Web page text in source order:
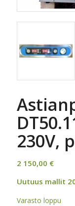
230V,
2 150,00 €
Uutuus mallit
Varasto loppu